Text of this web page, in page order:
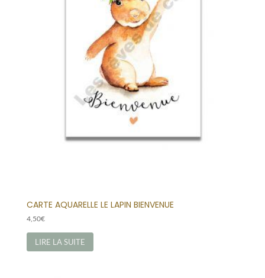
CARTE AQUARELLE LE LAPIN BIENVENUE
4,50€
LIRE LA SUITE